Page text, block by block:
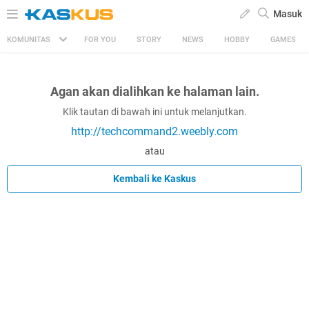
Masuk
KOMUNITAS FOR YOU STORY NEWS HOBBY GAMES
Agan akan dialihkan ke halaman lain.
Klik tautan di bawah ini untuk melanjutkan.
http://techcommand2.weebly.com
atau
Kembali ke Kaskus